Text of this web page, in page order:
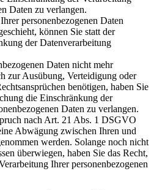
Daten zu verlangen.
personenbezogenen Daten
können Sie statt der
der Datenverarbeitung
Daten nicht mehr
zur Ausübung, Verteidigung oder
benötigen, haben Sie
die Einschränkung der
Daten zu verlangen.
nach Art. 21 Abs. 1 DSGVO
Abwägung zwischen Ihren und
werden. Solange noch nicht
überwiegen, haben Sie das Recht,
Ihrer personenbezogenen